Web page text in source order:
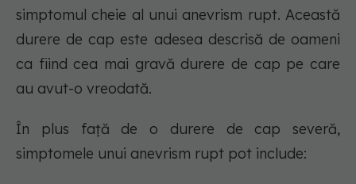
simptomul cheie al unui anevrism rupt. Această
durere de cap este adesea descrisă de oameni
ca fiind cea mai gravă durere de cap pe care
au avut-o vreodată.
În plus față de o durere de cap severă,
simptomele unui anevrism rupt pot include: